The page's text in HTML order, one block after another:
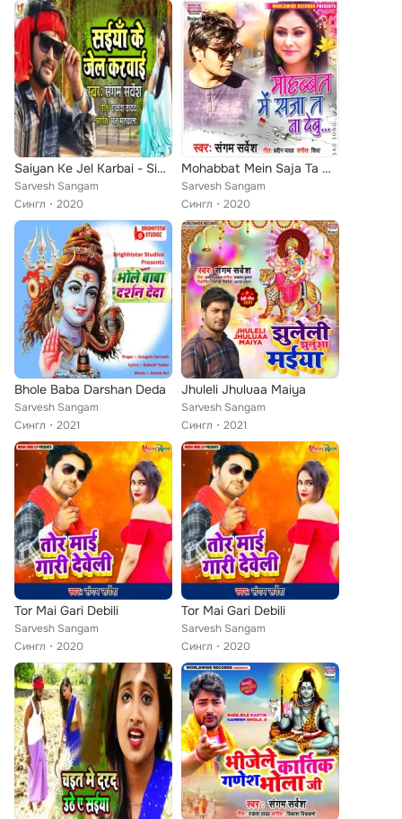
Saiyan Ke Jel Karbai - Single
Sarvesh Sangam
Сингл
2020
Mohabbat Mein Saja Ta Na Deboo...
Sarvesh Sangam
Сингл
2020
Bhole Baba Darshan Deda
Sarvesh Sangam
Сингл
2021
Jhuleli Jhuluaa Maiya
Sarvesh Sangam
Сингл
2021
Tor Mai Gari Debili
Sarvesh Sangam
Сингл
2020
Tor Mai Gari Debili
Sarvesh Sangam
Сингл
2020